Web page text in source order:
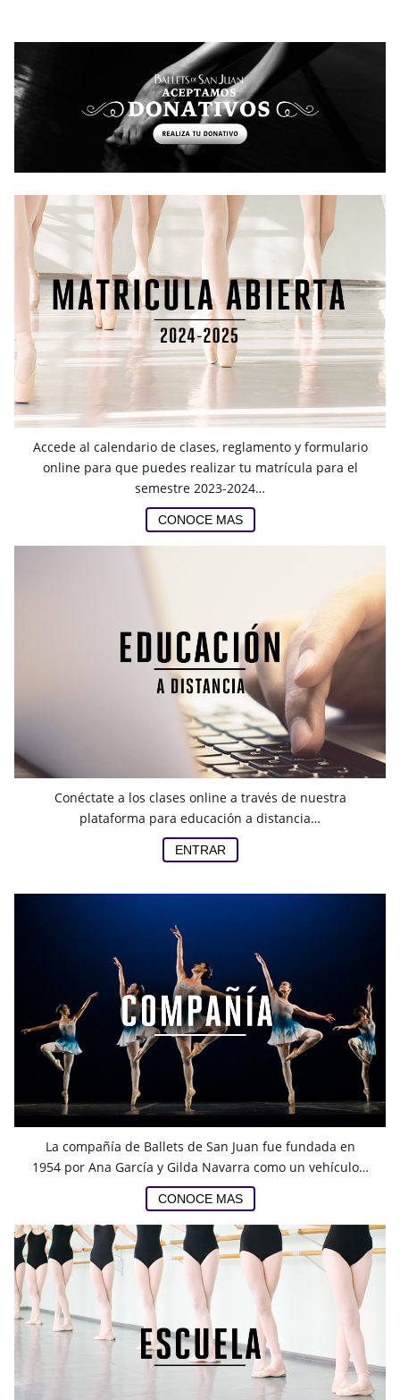
Accede al calendario de clases, reglamento y formulario
online para que puedes realizar tu matrícula para el
semestre 2023-2024…
CONOCE MAS
Conéctate a los clases online a través de nuestra
plataforma para educación a distancia…
ENTRAR
La compañía de Ballets de San Juan fue fundada en
1954 por Ana García y Gilda Navarra como un vehículo…
CONOCE MAS